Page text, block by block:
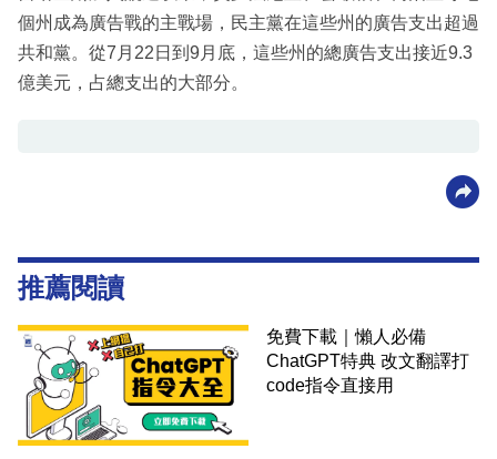
個州成為廣告戰的主戰場，民主黨在這些州的廣告支出超過
共和黨。從7月22日到9月底，這些州的總廣告支出接近9.3
億美元，占總支出的大部分。
推薦閱讀
免費下載｜懶人必備
ChatGPT特典 改文翻譯打
code指令直接用